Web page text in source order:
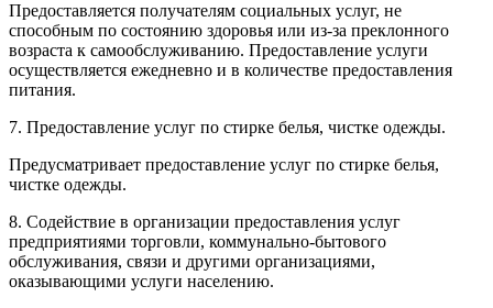
Предоставляется получателям социальных услуг, не
способным по состоянию здоровья или из-за преклонного
возраста к самообслуживанию. Предоставление услуги
осуществляется ежедневно и в количестве предоставления
питания.
7. Предоставление услуг по стирке белья, чистке одежды.
Предусматривает предоставление услуг по стирке белья,
чистке одежды.
8. Содействие в организации предоставления услуг
предприятиями торговли, коммунально-бытового
обслуживания, связи и другими организациями,
оказывающими услуги населению.